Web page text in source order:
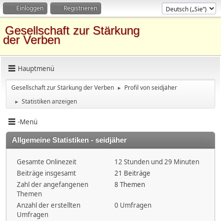
Einloggen Registrieren
Gesellschaft zur Stärkung
der Verben
Hauptmenü
Gesellschaft zur Stärkung der Verben ► Profil von seidjäher
► Statistiken anzeigen
-Menü
Allgemeine Statistiken - seidjäher
Gesamte Onlinezeit
12 Stunden und 29 Minuten
Beiträge insgesamt
21 Beiträge
Zahl der angefangenen
Themen
8 Themen
Anzahl der erstellten
Umfragen
0 Umfragen